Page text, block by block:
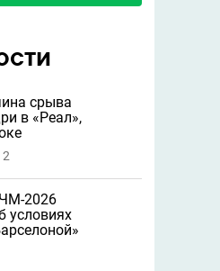
срыва
в «Реал»,
2
2026
условиях